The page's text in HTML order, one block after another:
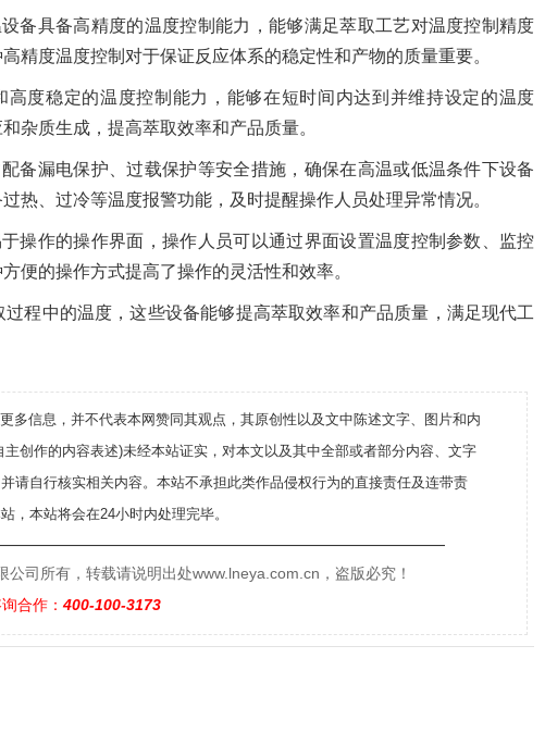
备具备高精度的温度控制能力，能够满足萃取工艺对温度控制精度
精度温度控制对于保证反应体系的稳定性和产物的质量重要。
度稳定的温度控制能力，能够在短时间内达到并维持设定的温度
杂质生成，提高萃取效率和产品质量。
备漏电保护、过载保护等安全措施，确保在高温或低温条件下设备
热、过冷等温度报警功能，及时提醒操作人员处理异常情况。
操作的操作界面，操作人员可以通过界面设置温度控制参数、监控
便的操作方式提高了操作的灵活性和效率。
程中的温度，这些设备能够提高萃取效率和产品质量，满足现代工
多信息，并不代表本网赞同其观点，其原创性以及文中陈述文字、图片和内
创作的内容表述)未经本站证实，对本文以及其中全部或者部分内容、文字
请自行核实相关内容。本站不承担此类作品侵权行为的直接责任及连带责
，本站将会在24小时内处理完毕。
司所有，转载请说明出处www.lneya.com.cn，盗版必究！
合作： 400-100-3173